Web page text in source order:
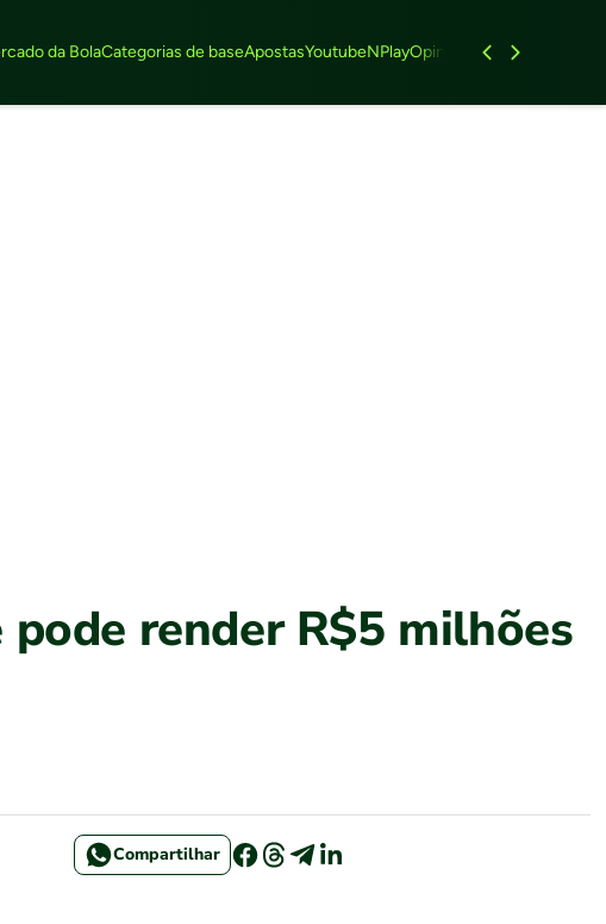
da BolaCategorias de baseApostasYoutubeNPlayOpinião Feminino
render R$5 milhões
Compartilhar